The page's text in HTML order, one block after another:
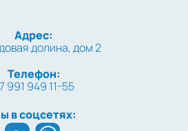
Адрес:
долина, дом 2
Телефон:
991 949 11-55
в соцсетях: